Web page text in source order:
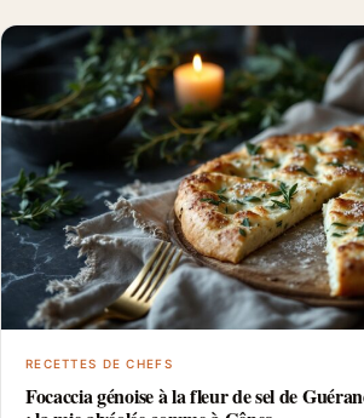
RECETTES DE CHEFS
Focaccia génoise à la fleur de sel de